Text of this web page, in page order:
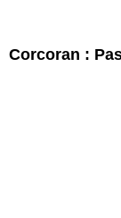
Corcoran :